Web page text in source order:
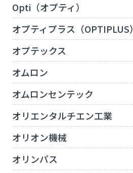
Opti（オプティ）
オプティプラス（OPTIPLUS）
オプテックス
オムロン
オムロンセンテック
オリエンタルチエン工業
オリオン機械
オリンパス